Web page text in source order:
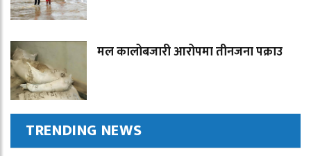
मल कालोबजारी आरोपमा तीनजना पक्राउ
TRENDING NEWS